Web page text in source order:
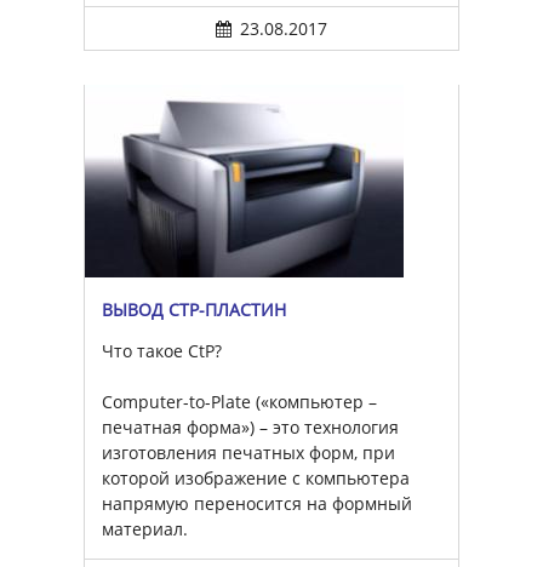
23.08.2017
ВЫВОД CTP-ПЛАСТИН
Что такое CtP?
Computer-to-Plate («компьютер –
печатная форма») – это технология
изготовления печатных форм, при
которой изображение с компьютера
напрямую переносится на формный
материал.